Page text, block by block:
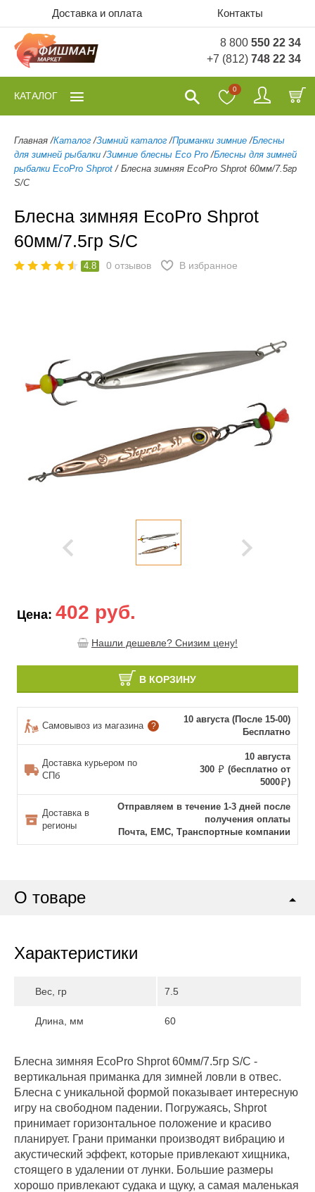
Доставка и оплата Контакты
8 800 550 22 34
+7 (812) 748 22 34
0
КАТАЛОГ
Главная /Каталог /Зимний каталог /Приманки зимние /Блесны
для зимней рыбалки /Зимние блесны Eco Pro /Блесны для зимней
рыбалки EcoPro Shprot / Блесна зимняя EcoPro Shprot 60мм/7.5гр
S/C
Блесна зимняя EcoPro Shprot
60мм/7.5гр S/C
4.8 0 отзывов В избранное
Цена: 402 руб.
Нашли дешевле? Снизим цену!
В КОРЗИНУ
Самовывоз из магазина ?
10 августа (После 15-00)
Бесплатно
Доставка курьером по
СПб
10 августа
300
(бесплатно от
5000
)
Доставка в
регионы
Отправляем в течение 1-3 дней после
получения оплаты
Почта, ЕМС, Транспортные компании
О товаре
Характеристики
Вес, гр 7.5
Длина, мм 60
Блесна зимняя EcoPro Shprot 60мм/7.5гр S/C -
вертикальная приманка для зимней ловли в отвес.
Блесна с уникальной формой показывает интересную
игру на свободном падении. Погружаясь, Shprot
принимает горизонтальное положение и красиво
планирует. Грани приманки производят вибрацию и
акустический эффект, которые привлекают хищника,
стоящего в удалении от лунки. Большие размеры
хорошо привлекают судака и щуку, а самая маленькая